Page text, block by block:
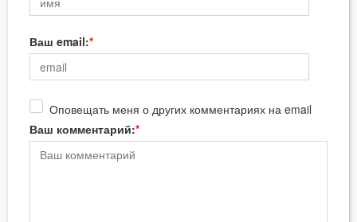
Ваш email:
Оповещать меня о других комментариях на email
Ваш комментарий: